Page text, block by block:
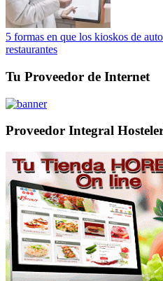
5 formas en que los kioskos de
restaurantes
Tu Proveedor de Internet
Proveedor Integral